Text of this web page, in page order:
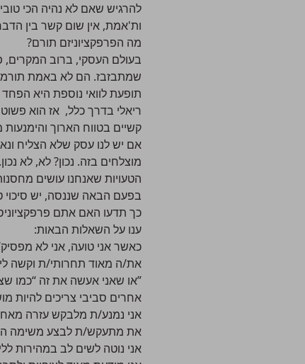
להרגיש שאם לא נהיה הכי
ות'אמת, אין שום קשר בין
מה הפרפקציוניזם תורם?
בעולם העסקי, ברוב המקרים,
שמתבזבז. הם לא באמת
תופעת לוואי נוספת היא
ריאלי בדרך כלל, אז הוא
קשיים בטווח הארוך והימנעות
אם יש לנו עסק שלא הצליח
מוצלחים בזה. נכון? לא, לא נכון.
הטעויות שאנחנו עושים
בפעם הבאה שננסה, יש סיכוי
כך תדעו האם אתם
ענו על השאלות הבאות:
כאשר אני טועה, אני לא
את/ה מאוד תחרותי/ת וקשה
”או שאני אעשה את זה “כמו
אחרים סביבי צריכים להיות
אני נמנע/ת מלבקש עזרה
את מתעקש/ת לבצע משימה
אני נוטה לשים לב במהירות